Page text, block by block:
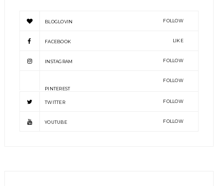
BLOGLOVIN FOLLOW
FACEBOOK LIKE
INSTAGRAM FOLLOW
PINTEREST
FOLLOW
TWITTER FOLLOW
YOUTUBE FOLLOW